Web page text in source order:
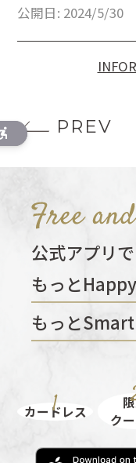
公開日: 2024/5/30
PREV
公式アプリで
もっとHappy
もっとSmart
カードレス
ク